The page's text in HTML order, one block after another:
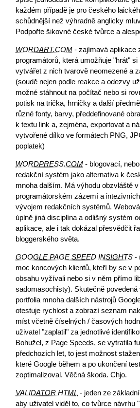
každém případě je pro českého
schůdnější než výhradně anglicky
Podpořte šikovné české tvůrce a
WORDART.COM - zajímavá aplikace
programátorů, která umožňuje "hrát"
vytvářet z nich tvarově neomezené a
(soudě nejen podle reakce a odezvy
možné stáhnout na počítač nebo si
potisk na trička, hrničky a další
různé fonty, barvy, předdefinované
k textu link a, zejména, exportovat a
vytvořené dílko ve formátech PNG,
poplatek)
WORDPRESS.COM - blogovací,
redakční systém jako alternativa k
mnoha dalším. Má výhodu obzvláště
programátorském zázemí a
vývojem redakčních systémů.
úplně jiná disciplína a odlišný systém
aplikace, ale i tak dokázal přesvědčit
bloggerského světa.
GOOGLE PAGE SPEED INSIGHTS -
moc koncových klientů, kteří by se v
obsahu vyžívali nebo si v něm přímo
sadomasochisty). Skutečně povedená
portfolia mnoha dalších nástrojů
otestuje rychlost a zobrazí seznam
míst včetně číselných / časových
uživatel "zaplatil" za jednotlivé
Bohužel, z Page Speeds, se vytratila
předchozích let, to jest možnost
které Google během a po ukončení
zoptimalizoval. Věčná škoda. Chjo.
VALIDATOR HTML - jeden ze
aby uživatel viděl to, co tvůrce návrhu